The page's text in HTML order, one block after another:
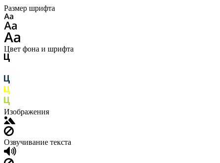
Размер шрифта
Цвет фона и шрифта
Изображения
Озвучивание текста